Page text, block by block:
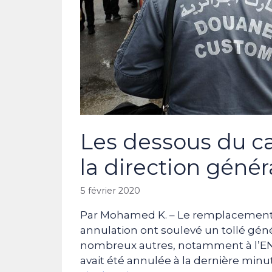
Les dessous du
la direction
5 février 2020
Par Mohamed K. – Le
annulation ont soulevé un tollé
nombreux autres, notamment à
avait été annulée à la dernière